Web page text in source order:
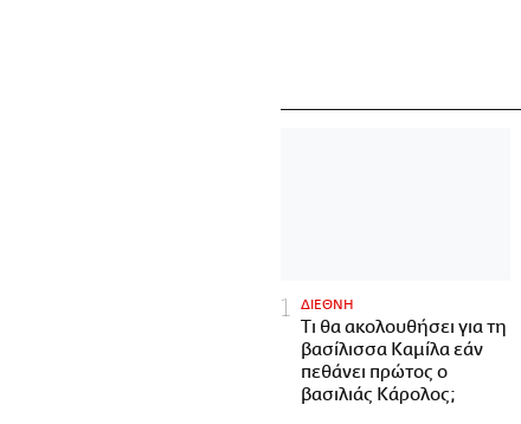
ΔΙΕΘΝΗ
Τι θα ακολουθήσει για τη
βασίλισσα Καμίλα εάν
πεθάνει πρώτος ο
βασιλιάς Κάρολος;